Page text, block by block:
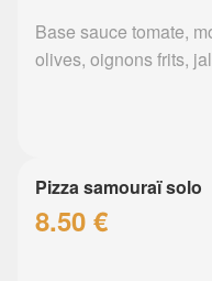
Base sauce tomate,
olives, oignons frits,
Pizza samouraï solo
8.50 €